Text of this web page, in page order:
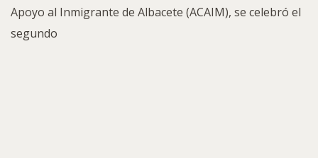
Apoyo al Inmigrante de Albacete (ACAIM), se celebró el
segundo